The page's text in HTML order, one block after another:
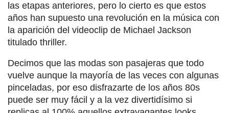
las etapas anteriores, pero lo cierto es que estos
años han supuesto una revolución en la música con
la aparición del videoclip de Michael Jackson
titulado thriller.
Decimos que las modas son pasajeras que todo
vuelve aunque la mayoría de las veces con algunas
pinceladas, por eso disfrazarte de los años 80s
puede ser muy fácil y a la vez divertidísimo si